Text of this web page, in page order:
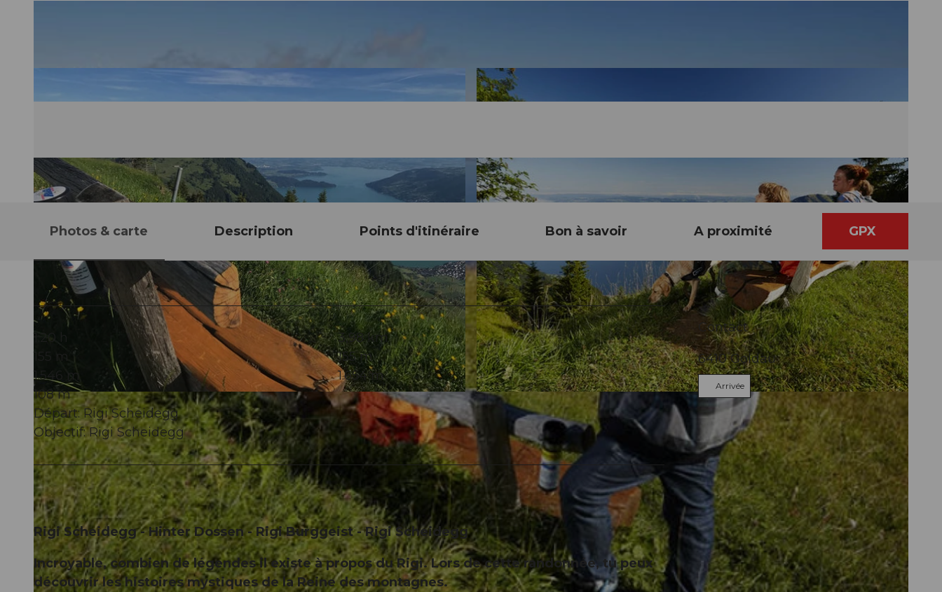
© Gäste-Service Rigi, Gäste-Service Rigi © Gäste-Service Rigi, Gäste-Service Rigi
Photos & carte Description Points d'itinéraire Bon à savoir A proximité GPX
3,98 km
155 m
1.546 m
1.654 m
108 m
Départ: Rigi Scheidegg
Objectif: Rigi Scheidegg
Rigi Scheidegg - Hinter Dossen - Rigi Burggeist - Rigi Scheidegg
Incroyable, combien de légendes il existe à propos du Rigi. Lors de cette randonnée, tu peux
découvrir les histoires mystiques de la Reine des montagnes.
Contact
6410Goldau
Arrivée